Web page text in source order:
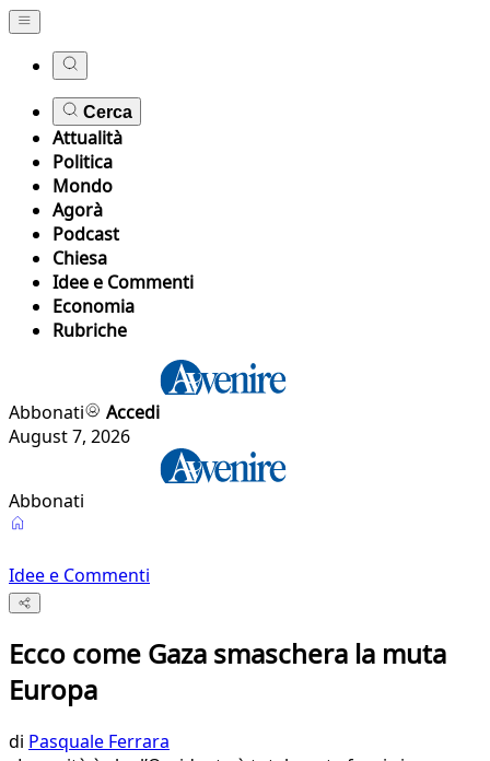
Cerca
Attualità
Politica
Mondo
Agorà
Podcast
Chiesa
Idee e Commenti
Economia
Rubriche
Abbonati
Accedi
August 7, 2026
Abbonati
Idee e Commenti
Ecco come Gaza smaschera la muta
Europa
di Pasquale Ferrara